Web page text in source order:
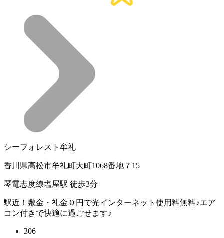
シーフォレスト牟礼
香川県高松市牟礼町大町1068番地７15
琴電志度線塩屋駅 徒歩3分
駅近！敷金・礼金０円で光インターネット使用料無料♪エア
コン付きで快適に過ごせます♪
306